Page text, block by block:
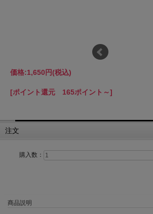
価格:1,650円(税込)
[ポイント還元 165ポイント～]
注文
購入数：
商品説明